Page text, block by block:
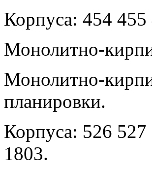
Корпуса: 454 455
Монолитно-
Монолитно-
планировки.
Корпуса: 526
1803.